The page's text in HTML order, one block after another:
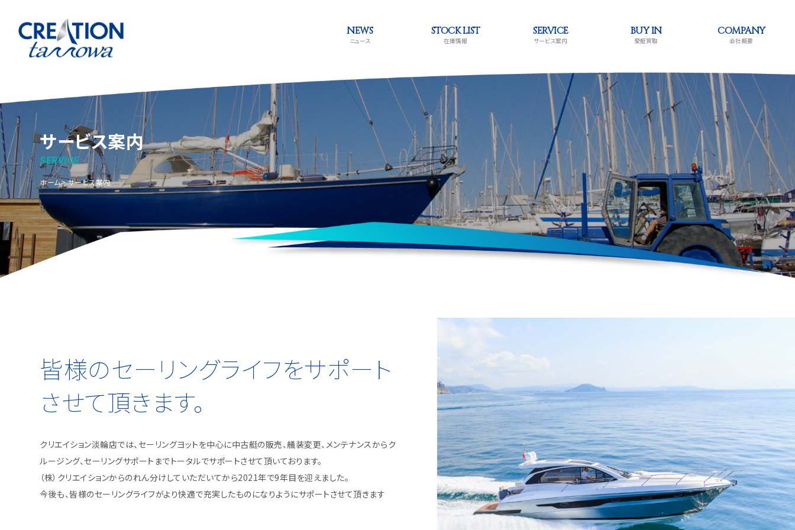
NEWS
ニュース
STOCK LIST
在庫情報
SERVICE
サービス案内
BUY IN
愛艇買取
COMPANY
会社概要
サービス案内
SERVICE
ホーム サービス案内
皆様のセーリングライフをサポート
させて頂きます。
クリエイション淡輪店では、セーリングヨットを中心に中古艇の販売、艤装変更、メンテナンスからク
ルージング、セーリングサポートまでトータルでサポートさせて頂いております。
（株）クリエイションからのれん分けしていただいてから2021年で9年目を迎えました。
今後も、皆様のセーリングライフがより快適で充実したものになりようにサポートさせて頂きます